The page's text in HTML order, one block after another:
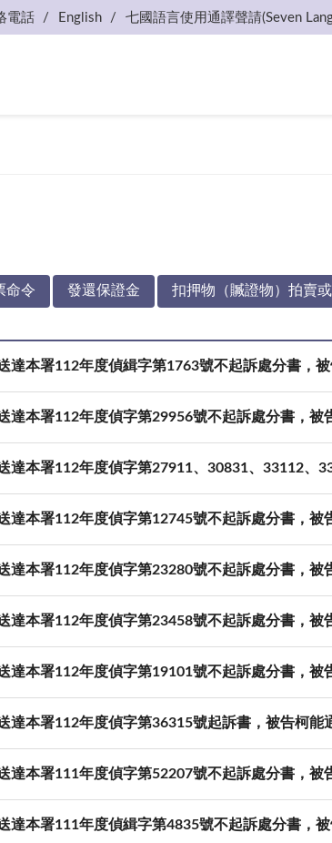
電話 English 七國語言使用通譯聲請(Seven
命令 發還保證金 扣押物（贓證物）拍賣
達本署112年度偵緝字第1763號不起訴處分書，被
達本署112年度偵字第29956號不起訴處分書，被
達本署112年度偵字第27911、30831、33112、
達本署112年度偵字第12745號不起訴處分書，被
達本署112年度偵字第23280號不起訴處分書，被
達本署112年度偵字第23458號不起訴處分書，被
達本署112年度偵字第19101號不起訴處分書，被
達本署112年度偵字第36315號起訴書，被告柯能
達本署111年度偵字第52207號不起訴處分書，被
達本署111年度偵緝字第4835號不起訴處分書，被